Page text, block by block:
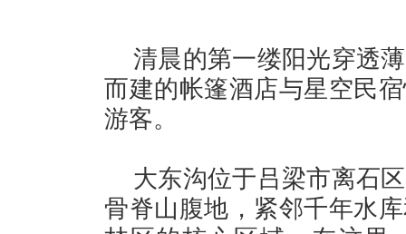
清晨的第一缕阳光穿透
而建的帐篷酒店与星空民
游客。
大东沟位于吕梁市离石
骨脊山腹地，紧邻千年水